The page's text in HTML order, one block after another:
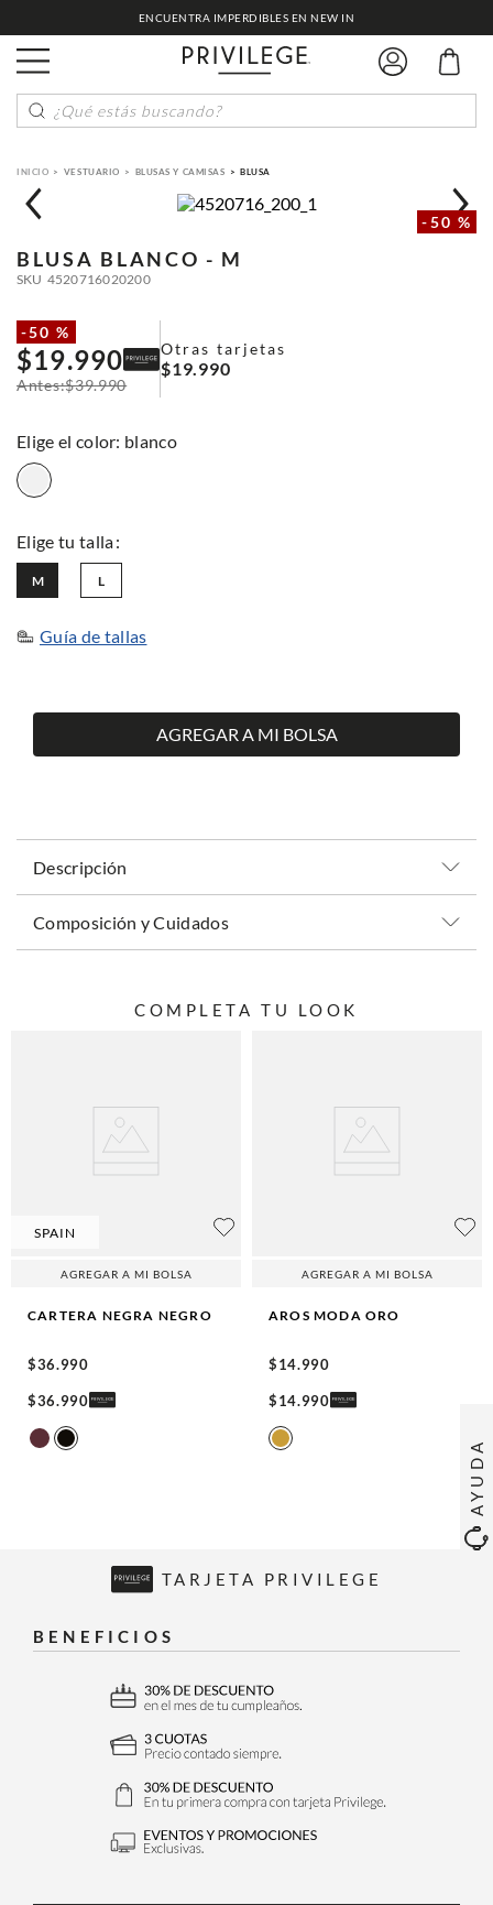
AYUDA
ENCUENTRA IMPERDIBLES EN NEW IN
¿Qué estás buscando?
VESTUARIO BLUSAS Y CAMISAS BLUSA
-50 %
BLUSA BLANCO - M
SKU 4520716020200
-50 %
$19.990
$39.990
Otras tarjetas
$19.990
: blanco
L
M
Guía de tallas
AGREGAR A MI BOLSA
Descripción
Composición y Cuidados
COMPLETA TU LOOK
SPAIN
AGREGAR A MI BOLSA
CARTERA NEGRA NEGRO
$36.990
$36.990
AGREGAR A MI BOLSA
AROS MODA ORO
$14.990
$14.990
TARJETA PRIVILEGE
BENEFICIOS